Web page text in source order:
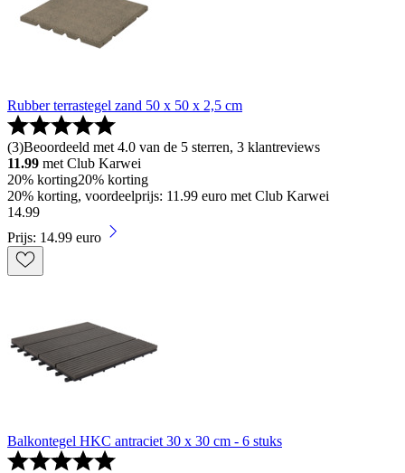
Rubber terrastegel zand 50 x 50 x 2,5 cm
(3)Beoordeeld met 4.0 van de 5 sterren, 3 klantreviews
11.99 met Club Karwei
20% korting20% korting
20% korting, voordeelprijs: 11.99 euro met Club Karwei
14.99
Prijs: 14.99 euro
Balkontegel HKC antraciet 30 x 30 cm - 6 stuks